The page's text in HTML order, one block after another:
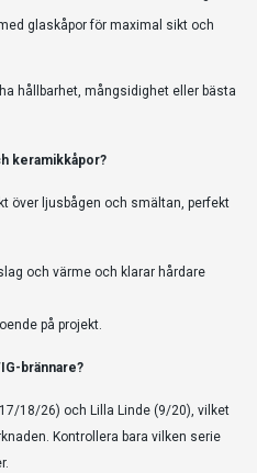
glaskåpor för maximal sikt och
hållbarhet, mångsidighet eller bästa
keramikkåpor?
över ljusbågen och smältan, perfekt
och värme och klarar hårdare
på projekt.
brännare?
18/26) och Lilla Linde (9/20), vilket
Kontrollera bara vilken serie